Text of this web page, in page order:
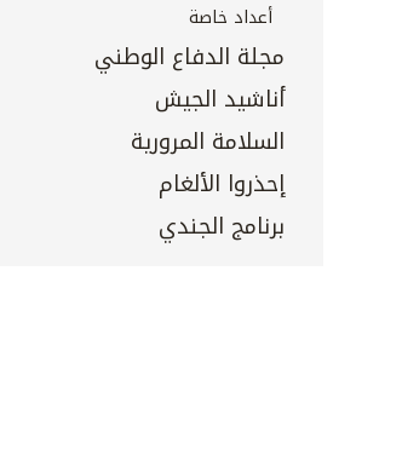
أعداد خاصة
مجلة الدفاع الوطني
أناشيد الجيش
السلامة المرورية
إحذروا الألغام
برنامج الجندي